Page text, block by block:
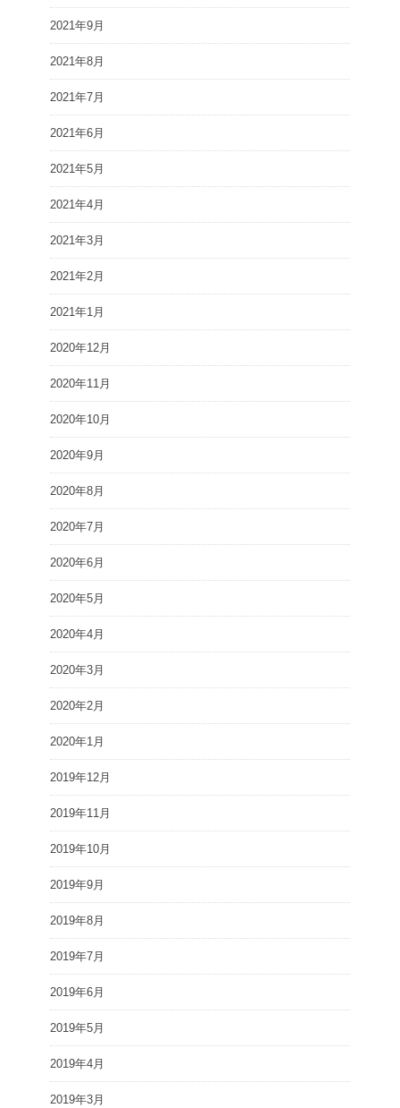
2021年9月
2021年8月
2021年7月
2021年6月
2021年5月
2021年4月
2021年3月
2021年2月
2021年1月
2020年12月
2020年11月
2020年10月
2020年9月
2020年8月
2020年7月
2020年6月
2020年5月
2020年4月
2020年3月
2020年2月
2020年1月
2019年12月
2019年11月
2019年10月
2019年9月
2019年8月
2019年7月
2019年6月
2019年5月
2019年4月
2019年3月